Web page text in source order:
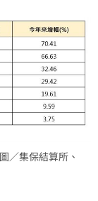
／集保結算所、